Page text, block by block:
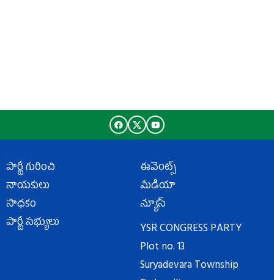
పార్టీ గురించి
నాయకులు
సాధకం
పార్టీ సభ్యులు
ఈవెంట్స్
మీడియా
న్యూస్
YSR CONGRESS PARTY
Plot no. 13
Suryadevara Township